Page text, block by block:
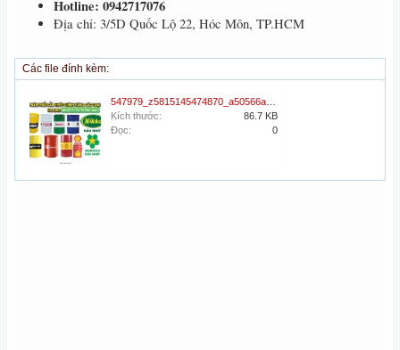
Hotline: 0942717076
Địa chỉ: 3/5D Quốc Lộ 22, Hóc Môn, TP.HCM
Các file đính kèm:
Kích thước:
86.7 KB
Đọc:
0